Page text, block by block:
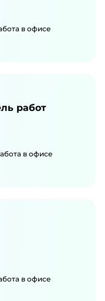
в офисе
работ
в офисе
в офисе